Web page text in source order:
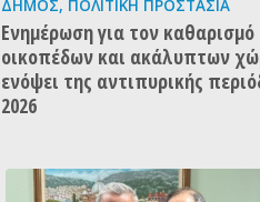
ΔΉΜΟΣ, ΠΟΛΙΤΙΚΉ ΠΡΟΣΤΑΣΊΑ
Ενημέρωση για τον καθαρισμό
οικοπέδων και ακάλυπτων
ενόψει της αντιπυρικής
2026